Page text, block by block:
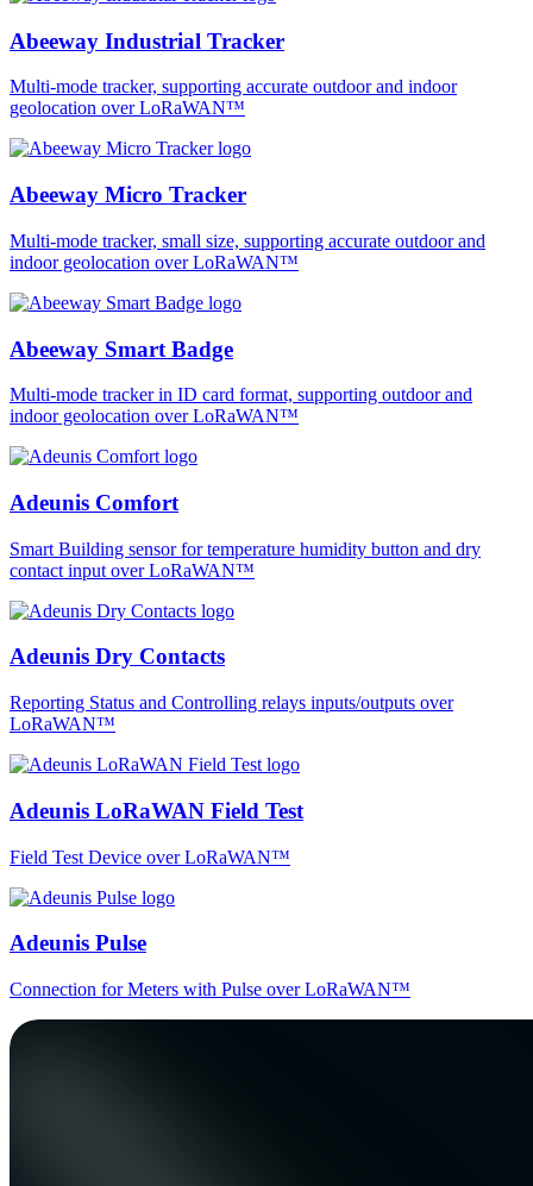
Abeeway Industrial Tracker
Multi-mode tracker, supporting accurate outdoor and indoor
geolocation over LoRaWAN™
Abeeway Micro Tracker
Multi-mode tracker, small size, supporting accurate outdoor and
indoor geolocation over LoRaWAN™
Abeeway Smart Badge
Multi-mode tracker in ID card format, supporting outdoor and
indoor geolocation over LoRaWAN™
Adeunis Comfort
Smart Building sensor for temperature humidity button and dry
contact input over LoRaWAN™
Adeunis Dry Contacts
Reporting Status and Controlling relays inputs/outputs over
LoRaWAN™
Adeunis LoRaWAN Field Test
Field Test Device over LoRaWAN™
Adeunis Pulse
Connection for Meters with Pulse over LoRaWAN™